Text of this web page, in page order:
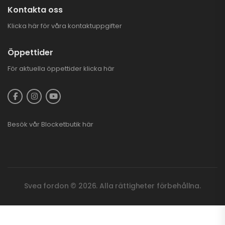
Kontakta oss
Klicka här för våra kontaktuppgifter
Öppettider
För aktuella öppettider klicka här
Besök vår Blocketbutik här
Svea fordon © 2026. Alla rättigheter förbehållna.